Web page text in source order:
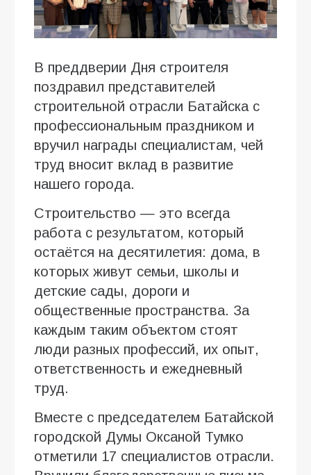
В преддверии Дня строителя
поздравил представителей
строительной отрасли Батайска с
профессиональным праздником и
вручил награды специалистам, чей
труд вносит вклад в развитие
нашего города.
Строительство — это всегда
работа с результатом, который
остаётся на десятилетия: дома, в
которых живут семьи, школы и
детские сады, дороги и
общественные пространства. За
каждым таким объектом стоят
люди разных профессий, их опыт,
ответственность и ежедневный
труд.
Вместе с председателем Батайской
городской Думы Оксаной Тумко
отметили 17 специалистов отрасли.